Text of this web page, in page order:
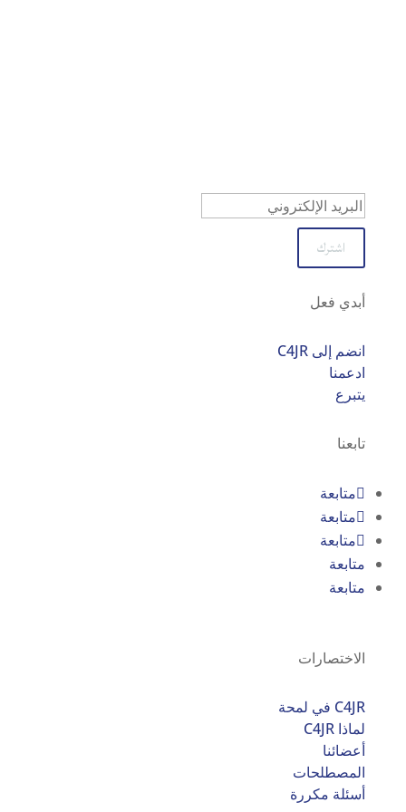
اشترك
أبدي فعل
انضم إلى C4JR
ادعمنا
يتبرع
تابعنا
متابعة
متابعة
متابعة
متابعة
متابعة
الاختصارات
C4JR في لمحة
لماذا C4JR
أعضائنا
المصطلحات
أسئلة مكررة